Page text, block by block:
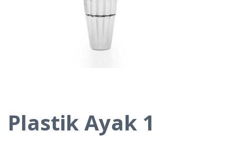
Plastik Ayak 1